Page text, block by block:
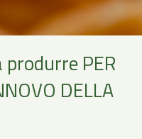
PER
DELLA